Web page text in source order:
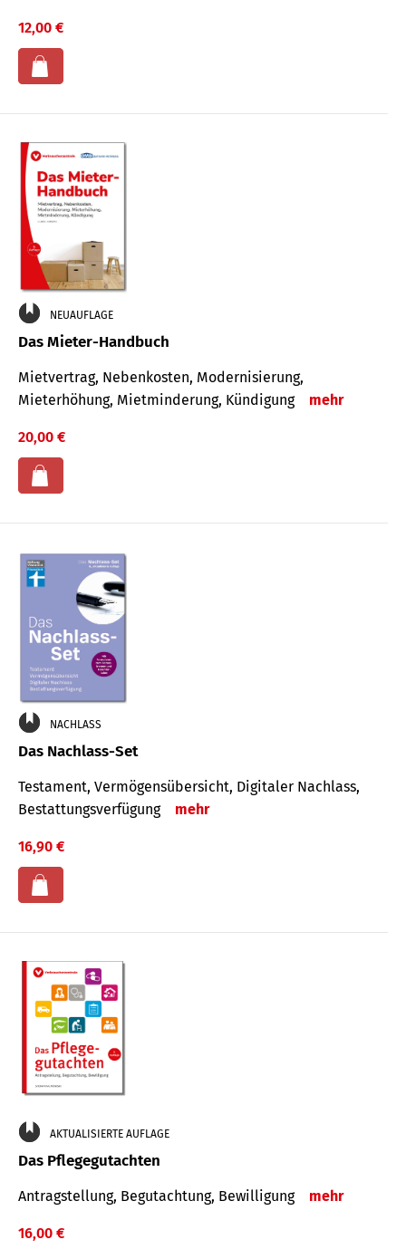
12,00 €
NEUAUFLAGE
Das Mieter-Handbuch
Mietvertrag, Nebenkosten, Modernisierung,
Mieterhöhung, Mietminderung, Kündigung
mehr
20,00 €
NACHLASS
Das Nachlass-Set
Testament, Vermögens­übersicht, Digitaler Nach­lass,
Bestat­tungs­ver­fügung
mehr
16,90 €
AKTUALISIERTE AUFLAGE
Das Pflegegutachten
Antragstellung, Begutachtung, Bewilligung mehr
16,00 €